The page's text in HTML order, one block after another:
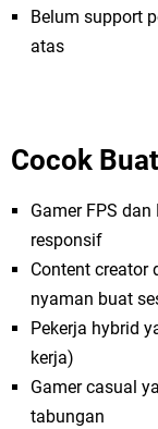
Belum support
atas
Cocok
Gamer FPS
responsif
Content creator
nyaman buat
Pekerja hybrid
kerja)
Gamer casual
tabungan